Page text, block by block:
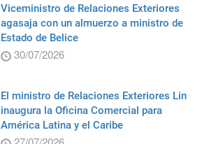
Viceministro de Relaciones Exteriores
agasaja con un almuerzo a ministro de
Estado de Belice
30/07/2026
El ministro de Relaciones Exteriores Lin
inaugura la Oficina Comercial para
América Latina y el Caribe